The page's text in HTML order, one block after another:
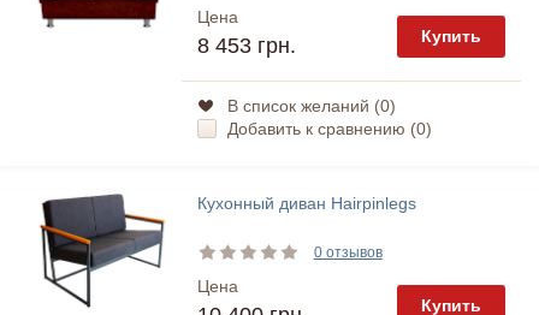
Цена
8 453 грн. Купить
В список желаний (0)
Добавить к сравнению (0)
Кухонный диван Hairpinlegs
0 отзывов
Цена
Купить